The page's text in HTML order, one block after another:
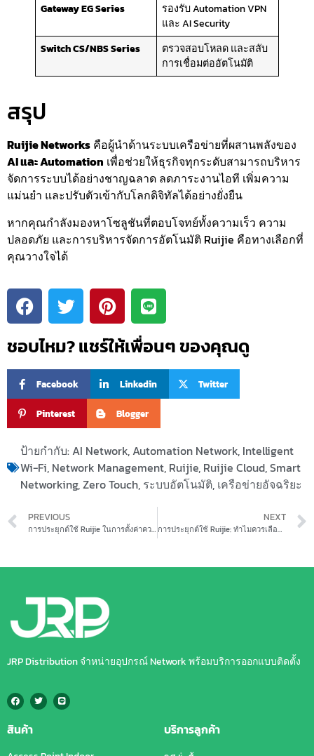
Gateway EG Series
รองรับ Automation VPN
และ AI Security
Switch CS/NBS Series
ตรวจสอบโหลด และสลับ
การเชื่อมต่ออัตโนมัติ
สรุป
Ruijie Networks คือผู้นำด้านระบบเครือข่ายที่ผสานพลังของ
AI และ Automation เพื่อช่วยให้ธุรกิจทุกระดับสามารถบริหาร
จัดการระบบได้อย่างชาญฉลาด ลดภาระงานไอที เพิ่มความ
แม่นยำ และปรับตัวเข้ากับโลกดิจิทัลได้อย่างยั่งยืน
หากคุณกำลังมองหาโซลูชันที่ตอบโจทย์ทั้งความเร็ว ความ
ปลอดภัย และการบริหารจัดการอัตโนมัติ Ruijie คือทางเลือกที่
คุณวางใจได้
ชอบไหม? แชร์ให้เพื่อนๆ ของคุณดู
Facebook Linkedin Twitter
Pinterest Blogger
ป้ายกำกับ: AI Network, Automation Network, Intelligent
Wi-Fi, Network Management, Ruijie, Ruijie Cloud,Smart
Networking,Zero Touch, ระบบอัตโนมัติ, เครือข่ายอัจฉริยะ
PREVIOUS
การประยุกต์ใช้ Ruijie ในการตั้งค่าความปลอดภัยขั้นสูงใน Gateway Ruijie
NEXT
การประยุกต์ใช้ Ruijie: ทำไมควรเลือก Switch ของ Ruijie
JRP Distribution จำหน่ายอุปกรณ์ Network พร้อมบริการออกแบบติดตั้ง
สินค้า บริการลูกค้า